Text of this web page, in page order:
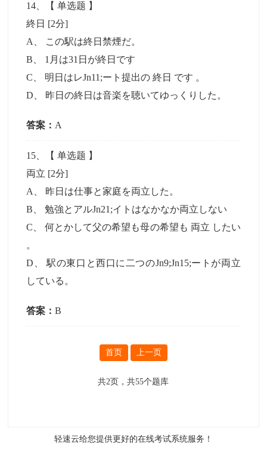
14 、【单选题 】
終日 [2分]
A
この駅は終日禁煙だ。
B
1月は31日が終日です
C
明日はレJn11;ート提出の 終日 です 。
D
昨日の終日は音楽を聴いてゆっくりした。
答案： A
15 、【单选题 】
両立 [2分]
A
昨日は仕事と家庭を両立した。
B 、勉強とアルJn21;イトはなかなか両立しない
C 、何とかして父の希望も母の希望も 両立 したい
。
D 、駅の東口と西口に二つのJn9;Jn15;ートが両立
している。
答案：B
首页 上一页
共2页，共55个题库
轻速云给您提供更好的在线考试系统服务！